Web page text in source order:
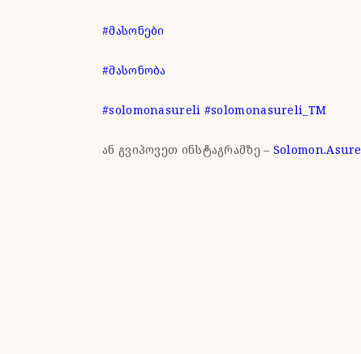
#მასონები
#მასონობა
#solomonasureli #solomonasureli_TM
ან გვიპოვეთ ინსტაგრამზე –